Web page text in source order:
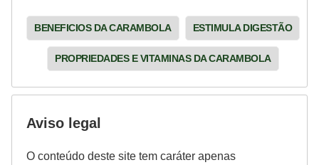
BENEFICIOS DA CARAMBOLA ESTIMULA DIGESTÃO
PROPRIEDADES E VITAMINAS DA CARAMBOLA
Aviso legal
O conteúdo deste site tem caráter apenas